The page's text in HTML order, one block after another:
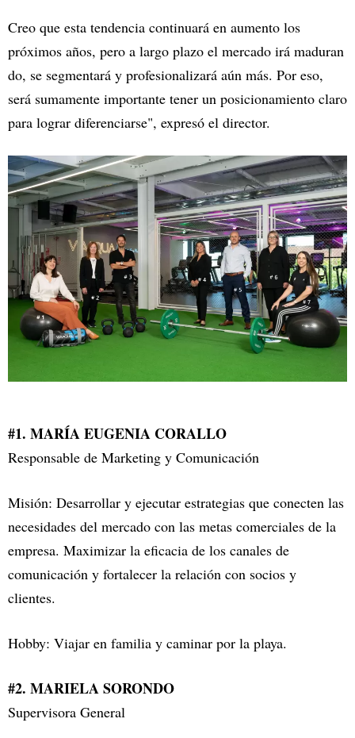
Creo que esta tendencia continuará en aumento los
próximos años, pero a largo plazo el mercado irá maduran
do, se segmentará y profesionalizará aún más. Por eso,
será sumamente importante tener un posicionamiento claro
para lograr diferenciarse", expresó el director.
#1. MARÍA EUGENIA CORALLO
Responsable de Marketing y Comunicación
Misión: Desarrollar y ejecutar estrategias que conecten las
necesidades del mercado con las metas comerciales de la
empresa. Maximizar la eficacia de los canales de
comunicación y fortalecer la relación con socios y
clientes.
Hobby: Viajar en familia y caminar por la playa.
#2. MARIELA SORONDO
Supervisora General